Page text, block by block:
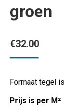
groen
€32.00
Formaat tegel
Prijs is per M²